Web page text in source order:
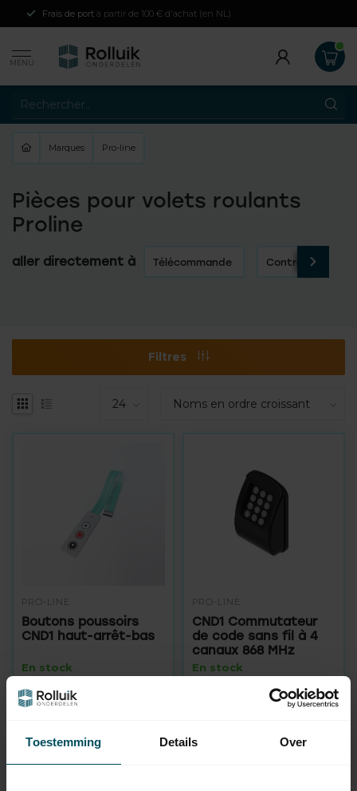
Toestemming Details Over
Frais de port à partir de 100 € d'achat (en NL)
MENU
Marques Pro-line
Pièces pour volets roulants
Proline
aller directement à Télécommande Contrôles de
Filtres
PRO-LINE
Boutons poussoirs
CND1 haut-arrêt-bas
En stock
24,95
PRO-LINE
CND1 Commutateur
de code sans fil à 4
canaux 868 MHz
En stock